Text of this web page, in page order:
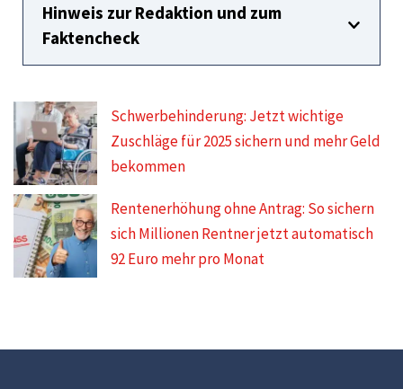
Hinweis zur Redaktion und zum
Faktencheck
Schwerbehinderung: Jetzt wichtige
Zuschläge für 2025 sichern und mehr Geld
bekommen
Rentenerhöhung ohne Antrag: So sichern
sich Millionen Rentner jetzt automatisch
92 Euro mehr pro Monat